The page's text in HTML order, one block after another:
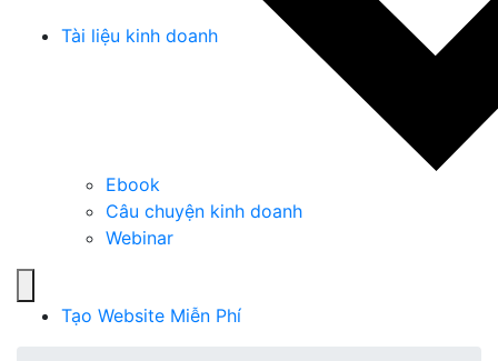
Tài liệu kinh doanh
Ebook
Câu chuyện kinh doanh
Webinar
Tạo Website Miễn Phí